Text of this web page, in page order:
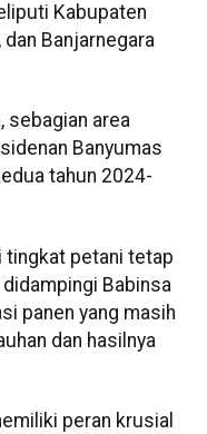
Kabupaten
dan Banjarnegara
sebagian area
Banyumas
tahun 2024-
tingkat petani tetap
Babinsa
panen yang masih
dan hasilnya
peran krusial